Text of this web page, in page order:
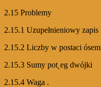
2.15 Problemy
2.15.1 Uzupełnieniowy
2.15.2 Liczby w postaci
2.15.3 Sumy pot˛eg dwójki
2.15.4 Waga .